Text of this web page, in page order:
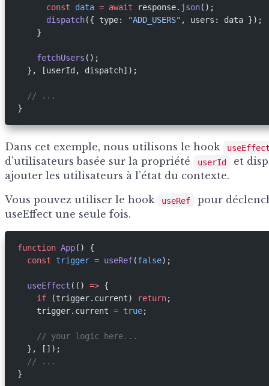
      const
data = await response. json();
      dispatch
({ type: "ADD_USERS" , users: data });
    }
    fetchUsers
();
  }, [userId, dispatch]);
  // ...
}
Dans cet exemple, nous utilisons le hook
d’utilisateurs basée sur la propriété userId
et
ajouter les utilisateurs à l’état du contexte.
Vous pouvez utiliser le hook
useRef
pour
useEffect une seule fois.
function App() {
  const
trigger = useRef(false);
  useEffect
(() => {
    if
(trigger.current) return;
    trigger.current
= true;
    // your logic here...
  }, []);
  // ...
}